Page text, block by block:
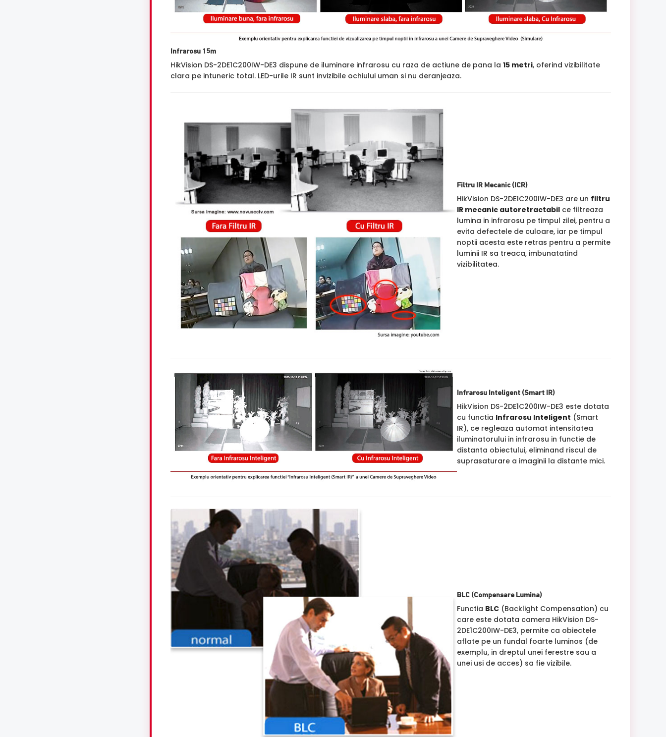
Infrarosu 15m
HikVision DS-2DE1C200IW-DE3 dispune de iluminare infrarosu cu raza de actiune de pana la 15 metri, oferind vizibilitate
clara pe intuneric total. LED-urile IR sunt invizibile ochiului uman si nu deranjeaza.
Filtru IR Mecanic (ICR)
HikVision DS-2DE1C200IW-DE3 are un filtru
IR mecanic autoretractabilce filtreaza
lumina in infrarosu pe timpul zilei, pentru a
evita defectele de culoare, iar pe timpul
noptii acesta este retras pentru a permite
luminii IR sa treaca, imbunatatind
vizibilitatea.
Infrarosu Inteligent (Smart IR)
HikVision DS-2DE1C200IW-DE3 este dotata
cu functia Infrarosu Inteligent (Smart
IR), ce regleaza automat intensitatea
iluminatorului in infrarosu in functie de
distanta obiectului, eliminand riscul de
suprasaturare a imaginii la distante mici.
BLC (Compensare Lumina)
Functia BLC(Backlight Compensation) cu
care este dotata camera HikVision DS-
2DE1C200IW-DE3, permite ca obiectele
aflate pe un fundal foarte luminos (de
exemplu, in dreptul unei ferestre sau a
unei usi de acces) sa fie vizibile.